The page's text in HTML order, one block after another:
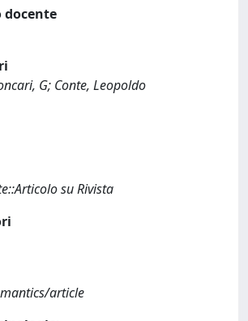
docente
G; Conte, Leopoldo
su Rivista
article